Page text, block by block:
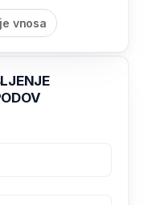
vnosa